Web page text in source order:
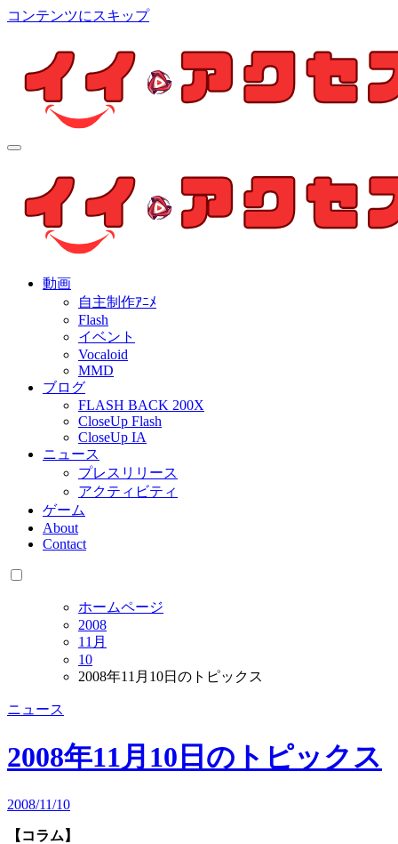
コンテンツにスキップ
個人制作アニメを中心とした動画紹介ブログ
動画
自主制作ｱﾆﾒ
Flash
イベント
Vocaloid
MMD
ブログ
FLASH BACK 200X
CloseUp Flash
CloseUp IA
ニュース
プレスリリース
アクティビティ
ゲーム
About
Contact
ホームページ
2008
11月
10
2008年11月10日のトピックス
ニュース
2008年11月10日のトピックス
2008/11/10
【コラム】